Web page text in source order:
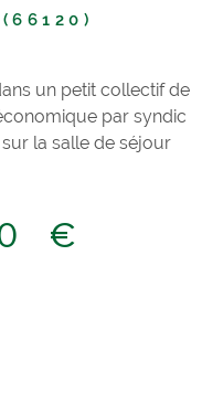
(66120)
un petit collectif de
par syndic
la salle de séjour
l'une avec
à un petite cour
€